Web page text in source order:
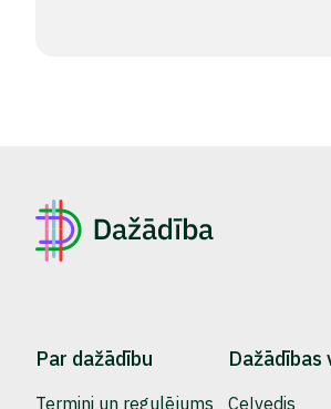
Par dažādību
Termini un regulējums
Dažādības
Ceļvedis